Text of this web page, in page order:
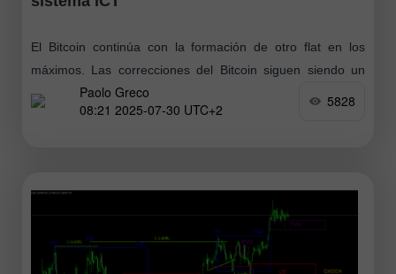
El Bitcoin continúa con la formación de otro flat en los
máximos. Las correcciones del Bitcoin siguen siendo un
fenómeno poco común. Los participantes institucionales del
mercado siguen comprando
Paolo Greco
08:21 2025-07-30 UTC+2
5828